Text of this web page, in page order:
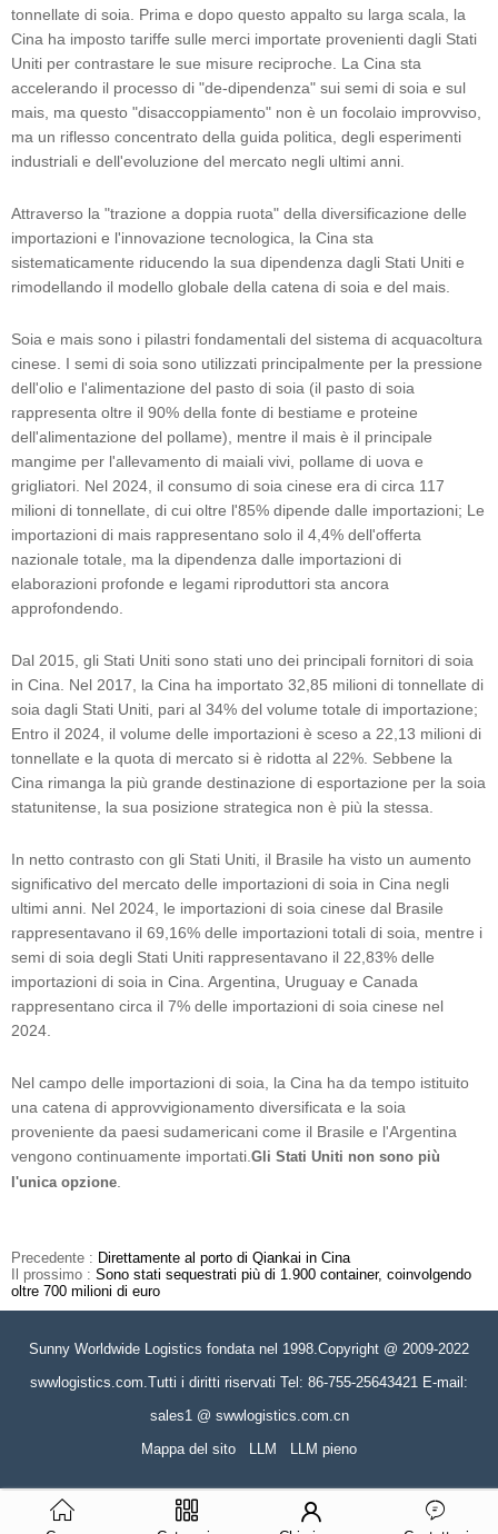
tonnellate di soia. Prima e dopo questo appalto su larga scala, la
Cina ha imposto tariffe sulle merci importate provenienti dagli Stati
Uniti per contrastare le sue misure reciproche. La Cina sta
accelerando il processo di "de-dipendenza" sui semi di soia e sul
mais, ma questo "disaccoppiamento" non è un focolaio improvviso,
ma un riflesso concentrato della guida politica, degli esperimenti
industriali e dell'evoluzione del mercato negli ultimi anni.
Attraverso la "trazione a doppia ruota" della diversificazione delle
importazioni e l'innovazione tecnologica, la Cina sta
sistematicamente riducendo la sua dipendenza dagli Stati Uniti e
rimodellando il modello globale della catena di soia e del mais.
Soia e mais sono i pilastri fondamentali del sistema di acquacoltura
cinese. I semi di soia sono utilizzati principalmente per la pressione
dell'olio e l'alimentazione del pasto di soia (il pasto di soia
rappresenta oltre il 90% della fonte di bestiame e proteine ​​
dell'alimentazione del pollame), mentre il mais è il principale
mangime per l'allevamento di maiali vivi, pollame di uova e
grigliatori. Nel 2024, il consumo di soia cinese era di circa 117
milioni di tonnellate, di cui oltre l'85% dipende dalle importazioni; Le
importazioni di mais rappresentano solo il 4,4% dell'offerta
nazionale totale, ma la dipendenza dalle importazioni di
elaborazioni profonde e legami riproduttori sta ancora
approfondendo.
Dal 2015, gli Stati Uniti sono stati uno dei principali fornitori di soia
in Cina. Nel 2017, la Cina ha importato 32,85 milioni di tonnellate di
soia dagli Stati Uniti, pari al 34% del volume totale di importazione;
Entro il 2024, il volume delle importazioni è sceso a 22,13 milioni di
tonnellate e la quota di mercato si è ridotta al 22%. Sebbene la
Cina rimanga la più grande destinazione di esportazione per la soia
statunitense, la sua posizione strategica non è più la stessa.
In netto contrasto con gli Stati Uniti, il Brasile ha visto un aumento
significativo del mercato delle importazioni di soia in Cina negli
ultimi anni. Nel 2024, le importazioni di soia cinese dal Brasile
rappresentavano il 69,16% delle importazioni totali di soia, mentre i
semi di soia degli Stati Uniti rappresentavano il 22,83% delle
importazioni di soia in Cina. Argentina, Uruguay e Canada
rappresentano circa il 7% delle importazioni di soia cinese nel
2024.
Nel campo delle importazioni di soia, la Cina ha da tempo istituito
una catena di approvvigionamento diversificata e la soia
proveniente da paesi sudamericani come il Brasile e l'Argentina
vengono continuamente importati. Gli Stati Uniti non sono più
l'unica opzione
Precedente : Direttamente al porto di Qiankai in Cina
Il prossimo : Sono stati sequestrati più di 1.900 container, coinvolgendo
oltre 700 milioni di euro
Sunny Worldwide Logistics fondata nel 1998.Copyright @ 2009-2022
swwlogistics.com.Tutti i diritti riservati Tel: 86-755-25643421 E-mail:
sales1 @ swwlogistics.com.cn
Mappa del sito
LLM LLM pieno